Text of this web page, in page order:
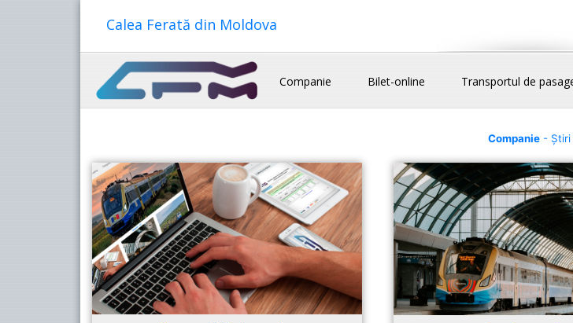
Calea Ferată din Moldova
Companie Bilet-online Transportul de
Companie- Știri